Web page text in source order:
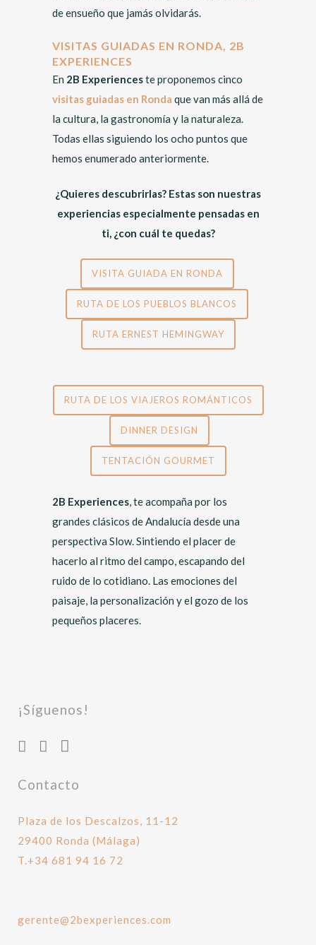
de ensueño que jamás olvidarás.
VISITAS GUIADAS EN RONDA, 2B
EXPERIENCES
En 2B Experienceste proponemos cinco
visitas guiadas en Ronda que van más allá de
la cultura, la gastronomía y la naturaleza.
Todas ellas siguiendo los ocho puntos que
hemos enumerado anteriormente.
¿Quieres descubrirlas? Estas son nuestras
experiencias especialmente pensadas en
ti, ¿con cuál te quedas?
VISITA GUIADA EN RONDA
RUTA DE LOS PUEBLOS BLANCOS
RUTA ERNEST HEMINGWAY
RUTA DE LOS VIAJEROS ROMÁNTICOS
DINNER DESIGN
TENTACIÓN GOURMET
2B Experiences, te acompaña por los
grandes clásicos de Andalucía desde una
perspectiva Slow. Sintiendo el placer de
hacerlo al ritmo del campo, escapando del
ruido de lo cotidiano. Las emociones del
paisaje, la personalización y el gozo de los
pequeños placeres.
¡Síguenos!
Contacto
Plaza de los Descalzos, 11-12
29400 Ronda (Málaga)
T.+34 681 94 16 72
gerente@2bexperiences.com